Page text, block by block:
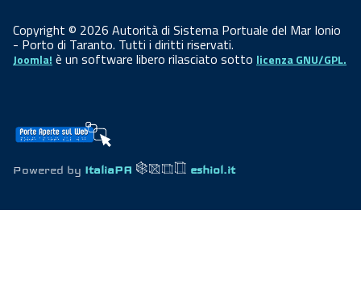
Copyright © 2026 Autorità di Sistema Portuale del Mar Ionio
- Porto di Taranto. Tutti i diritti riservati.
Joomla! è un software libero rilasciato sotto licenza GNU/GPL.
Powered by ItaliaPA eshiol.it